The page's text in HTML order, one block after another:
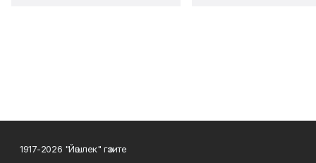
1917-2026 "Йәшлек" гәзите